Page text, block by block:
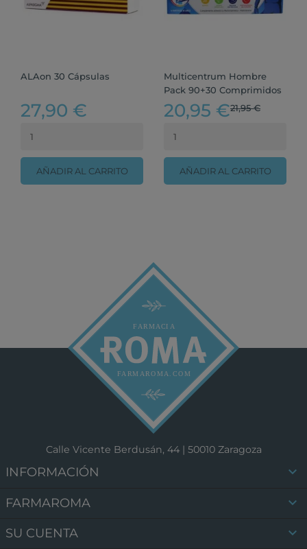
ALAon 30 Cápsulas
27,90 €
AÑADIR AL CARRITO
Multicentrum Hombre
Pack 90+30 Comprimidos
20,95 €21,95 €
AÑADIR AL CARRITO
Calle Vicente Berdusán, 44 | 50010 Zaragoza
INFORMACIÓN 
FARMAROMA 
SU CUENTA 